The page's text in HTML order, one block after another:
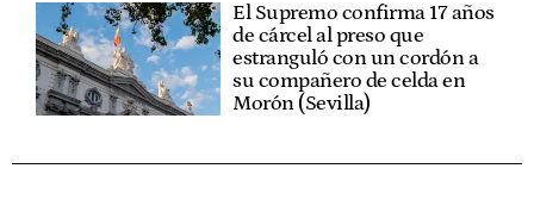
El Supremo confirma 17 años
de cárcel al preso que
estranguló con un cordón a
su compañero de celda en
Morón (Sevilla)